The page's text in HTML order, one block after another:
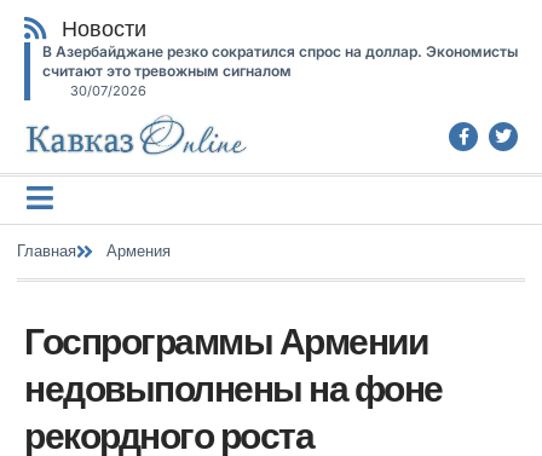
Новости
В Азербайджане резко сократился спрос на доллар. Экономисты
считают это тревожным сигналом
30/07/2026
Главная Армения
Госпрограммы Армении
недовыполнены на фоне
рекордного роста